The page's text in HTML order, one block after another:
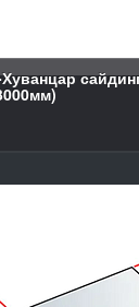
Хуванцар